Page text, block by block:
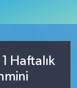
Haftalık